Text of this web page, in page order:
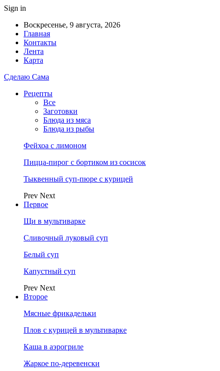
Sign in
Воскресенье, 9 августа, 2026
Главная
Контакты
Лента
Карта
Сделаю Сама
Рецепты
Все
Заготовки
Блюда из мяса
Блюда из рыбы
Фейхоа с лимоном
Пицца-пирог с бортиком из сосисок
Тыквенный суп-пюре с курицей
Prev Next
Первое
Щи в мультиварке
Сливочный луковый суп
Белый суп
Капустный суп
Prev Next
Второе
Мясные фрикадельки
Плов с курицей в мультиварке
Каша в аэрогриле
Жаркое по-деревенски